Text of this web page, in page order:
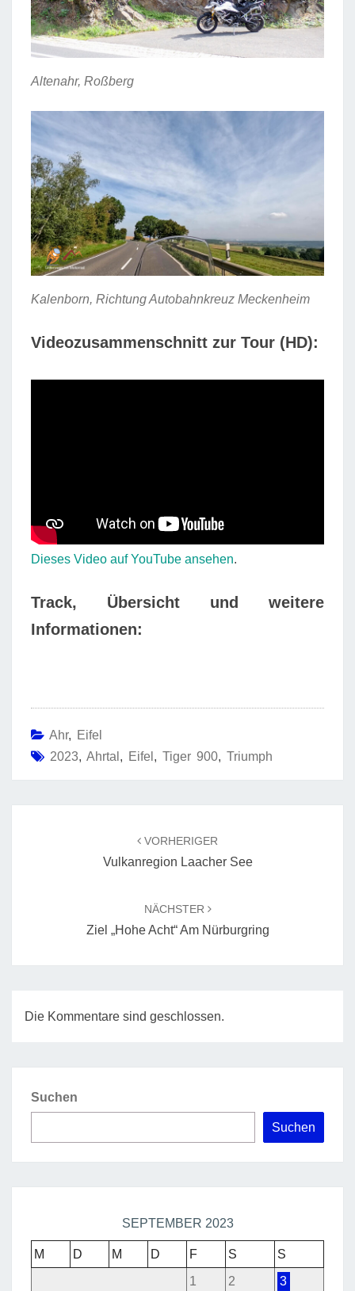
Altenahr, Roßberg
Kalenborn, Richtung Autobahnkreuz Meckenheim
Videozusammenschnitt zur Tour (HD):
Dieses Video auf YouTube ansehen.
Track, Übersicht und weitere
Informationen:
Ahr, Eifel
2023, Ahrtal , Eifel , Tiger 900, Triumph
VORHERIGER
Vulkanregion Laacher See
NÄCHSTER
Ziel „Hohe Acht“ Am Nürburgring
Die Kommentare sind geschlossen.
Suchen
Suchen
SEPTEMBER 2023
M D M D F S
S
1
2
3